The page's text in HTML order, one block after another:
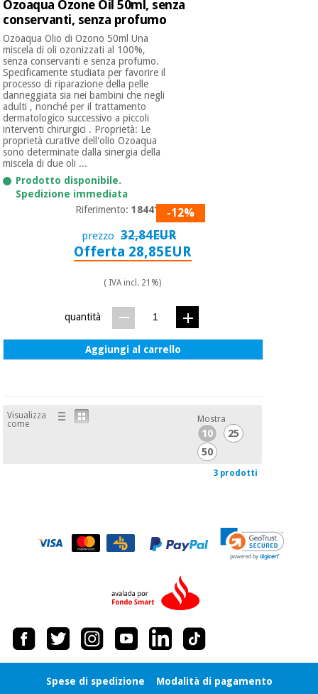
Ozoaqua Ozone Oil 50ml, senza
conservanti, senza profumo
Ozoaqua Olio di Ozono 50ml Una
miscela di oli ozonizzati al 100%,
senza conservanti e senza profumo.
Specificamente studiata per favorire il
processo di riparazione della pelle
danneggiata sia nei bambini che negli
adulti , nonché per il trattamento
dermatologico successivo a piccoli
interventi chirurgici . Proprietà: Le
proprietà curative dell'olio Ozoaqua
sono determinate dalla sinergia della
miscela di due oli ...
Prodotto disponibile.
Spedizione immediata
Riferimento:1844118-12%
prezzo 32,84EUR
Offerta 28,85EUR
( IVA incl. 21%)
quantità
Aggiungi al carrello
Visualizza
come
Mostra
10
25
50
3 prodotti
Spese di spedizione Modalità di pagamento